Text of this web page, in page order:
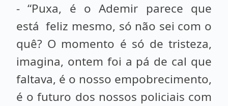
- “Puxa, é o Ademir parece que
está feliz mesmo, só não sei com o
quê? O momento é só de tristeza,
imagina, ontem foi a pá de cal que
faltava, é o nosso empobrecimento,
é o futuro dos nossos policiais com